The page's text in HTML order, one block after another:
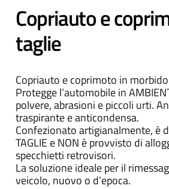
Copriauto e
taglie
Copriauto e coprimoto in
Protegge l’automobile in
polvere, abrasioni e piccoli urti.
traspirante e anticondensa.
Confezionato artigianalmente, è
TAGLIE e NON è provvisto di
specchietti retrovisori.
La soluzione ideale per il
veicolo, nuovo o d’epoca.